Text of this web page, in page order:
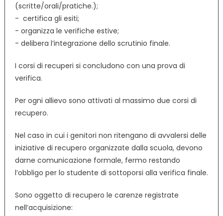
(scritte/orali/pratiche.);
­- certifica gli esiti;
­- organizza le verifiche estive;
­- delibera l’integrazione dello scrutinio finale.
I corsi di recuperi si concludono con una prova di
verifica.
Per ogni allievo sono attivati al massimo due corsi di
recupero.
Nel caso in cui i genitori non ritengano di avvalersi delle
iniziative di recupero organizzate dalla scuola, devono
darne comunicazione formale, fermo restando
l’obbligo per lo studente di sottoporsi alla verifica finale.
Sono oggetto di recupero le carenze registrate
nell’acquisizione: